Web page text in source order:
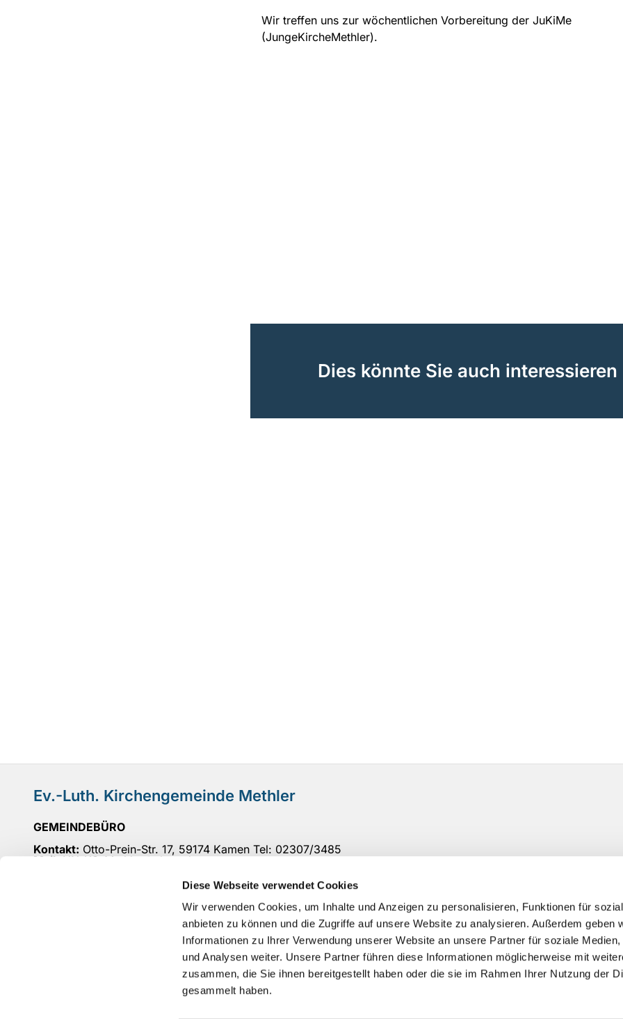
Diese Webseite verwendet Cookies
Wir verwenden Cookies, um Inhalte und Anzeigen zu personalisieren, Funktionen für
anbieten zu können und die Zugriffe auf unsere Website zu analysieren. Außerdem geben
Informationen zu Ihrer Verwendung unserer Website an unsere Partner für soziale Medien,
und Analysen weiter. Unsere Partner führen diese Informationen möglicherweise mit
zusammen, die Sie ihnen bereitgestellt haben oder die sie im Rahmen Ihrer Nutzung der
gesammelt haben.
Wir treffen uns zur wöchentlichen Vorbereitung der JuKiMe
(JungeKircheMethler).
Dies könnte Sie auch interessieren
Ev.-Luth. Kirchengemeinde Methler
GEMEINDEBÜRO
Kontakt: Otto-Prein-Str. 17, 59174 Kamen Tel: 02307/3485
Mail: UN-KG-Methler@ekvw.de
: IBAN: DE 27 4416 0014 5300 6094 00